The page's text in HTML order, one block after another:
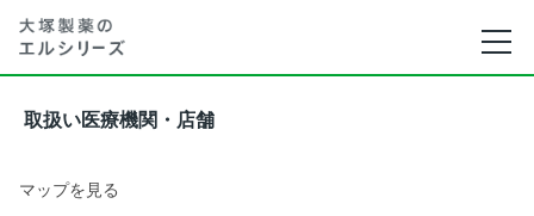
取扱い医療機関・店舗
マップを見る